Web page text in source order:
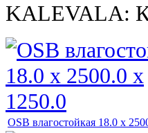
KALEVALA:
OSB влагостойкая 18.0 х